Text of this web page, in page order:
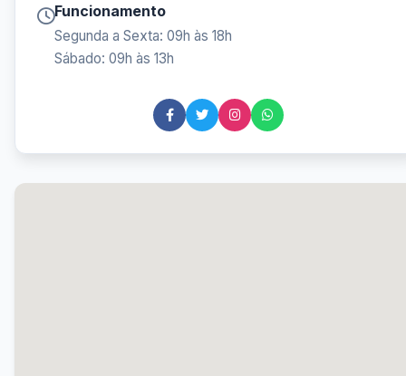
Funcionamento
Segunda a Sexta: 09h às 18h
Sábado: 09h às 13h